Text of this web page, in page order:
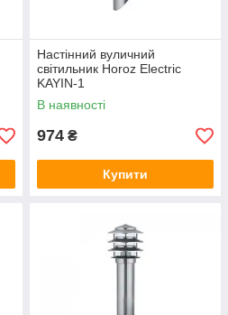
Настінний вуличний
світильник Horoz Electric
KAYIN-1
В наявності
974 ₴
Купити